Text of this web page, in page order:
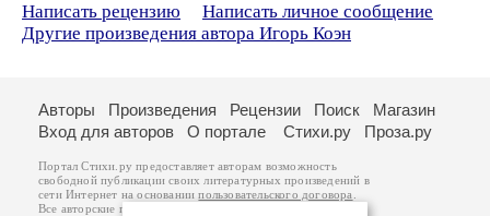
Написать рецензию
Написать личное сообщение
Другие произведения автора Игорь Коэн
Авторы Произведения Рецензии Поиск
Магазин
Вход для авторов
О портале Стихи.ру Проза.ру
Портал Стихи.ру предоставляет авторам возможность
свободной публикации своих литературных произведений в
сети Интернет на основаниипользовательского договора
Все авторские права на произведения принадлежат авторам